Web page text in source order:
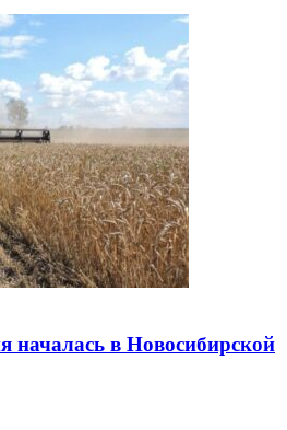
началась в Новосибирской